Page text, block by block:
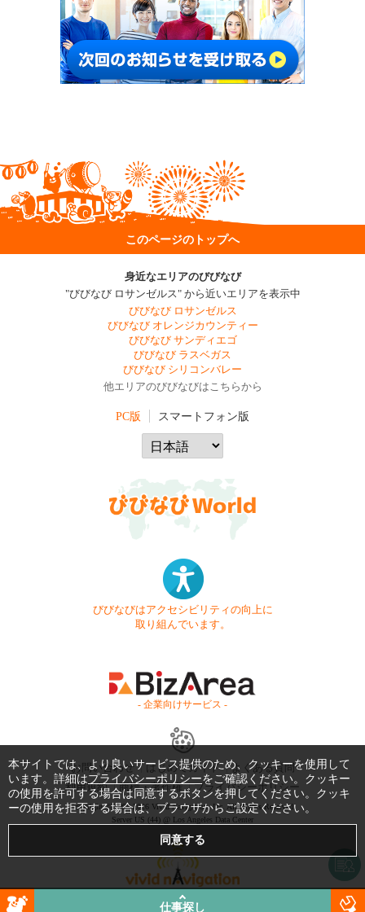
このページのトップへ
身近なエリアのびびなび
"びびなび ロサンゼルス" から近いエリアを表示中
びびなび ロサンゼルス
びびなび オレンジカウンティー
びびなび サンディエゴ
びびなび ラスベガス
びびなび シリコンバレー
他エリアのびびなびはこちらから
PC版 スマートフォン版
びびなびはアクセシビリティの向上に
取り組んでいます。
- 企業向けサービス -
お問い合わせ はじめてガイド
よくある質問
利用規約
商標・著作権 プライバシーポリシー
Copyright © 1999-2026 Vivid Navigation, Inc. All Rights Reserved.
Server US (44) @ Los Angeles Data Center
仕事探し
本サイトでは、より良いサービス提供のため、クッキーを使用して
います。詳細はプライバシーポリシーをご確認ください。クッキー
の使用を許可する場合は同意するボタンを押してください。クッキ
ーの使用を拒否する場合は、ブラウザからご設定ください。